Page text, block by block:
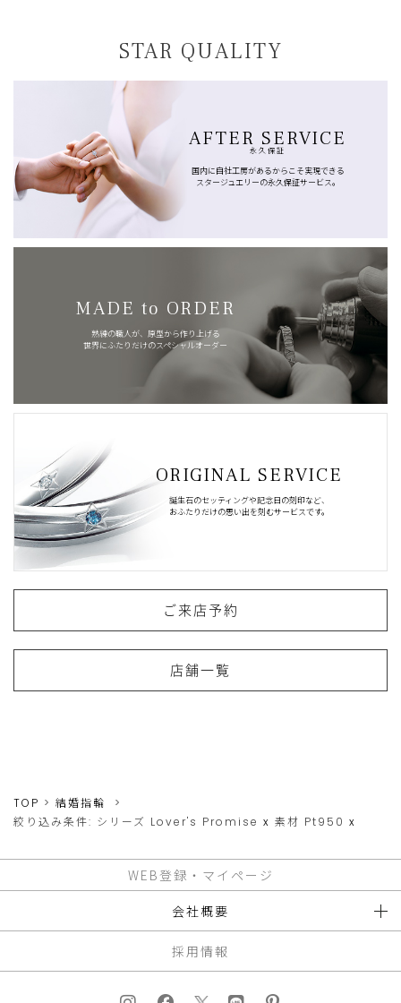
STAR QUALITY
AFTER SERVICE
永久保証
国内に自社工房があるからこそ実現できる
スタージュエリーの永久保証サービス。
MADE to ORDER
熟練の職人が、原型から作り上げる
世界にふたりだけのスペシャルオーダー
ORIGINAL SERVICE
誕生石のセッティングや記念日の刻印など、
おふたりだけの思い出を刻むサービスです。
ご来店予約
店舗一覧
TOP
結婚指輪
絞り込み条件: シリーズ Lover's Promise x 素材 Pt950 x
WEB登録・マイページ
会社概要
採用情報